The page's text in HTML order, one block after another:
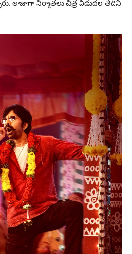
తాజాగా నిర్మాతలు చిత్ర విడుదల తేదీని